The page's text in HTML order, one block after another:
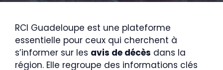
RCI Guadeloupe est une plateforme
essentielle pour ceux qui cherchent à
s’informer sur les avis de décès dans la
région. Elle regroupe des informations clés